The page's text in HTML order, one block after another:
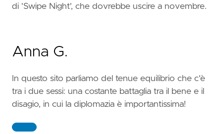
di 'Swipe Night', che dovrebbe uscire a novembre.
Anna G.
In questo sito parliamo del tenue equilibrio che c'è
tra i due sessi: una costante battaglia tra il bene e il
disagio, in cui la diplomazia è importantissima!